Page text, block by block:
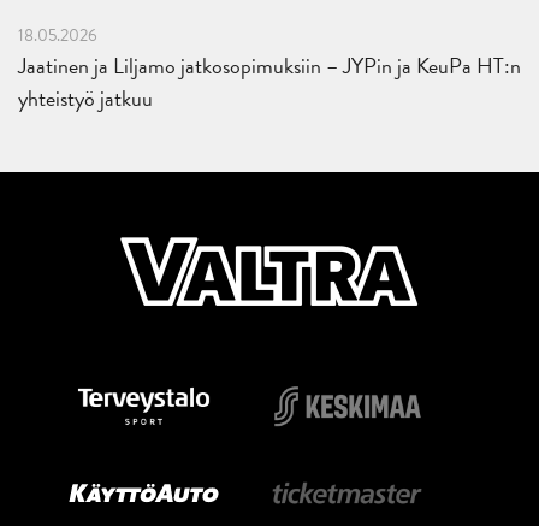
18.05.2026
Jaatinen ja Liljamo jatkosopimuksiin – JYPin ja KeuPa HT:n
yhteistyö jatkuu